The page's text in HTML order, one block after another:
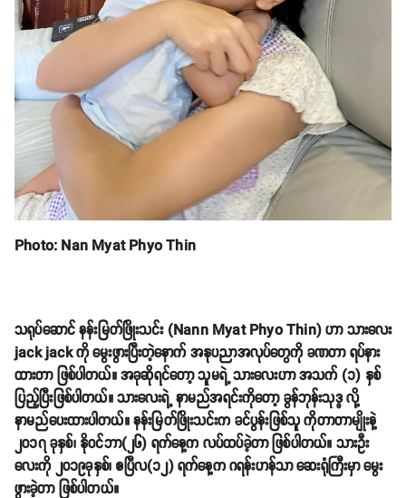
Photo: Nan Myat Phyo Thin
သရုပ်ဆောင် နန်းမြတ်ဖြိုးသင်း (Nann Myat Phyo Thin) ဟာ သားလေး
jack jack ကို မွေးဖွားပြီးတဲ့နောက် အနုပညာအလုပ်တွေကို ခဏတာ ရပ်နား
ထားတာ ဖြစ်ပါတယ်။ အခုဆိုရင်တော့ သူမရဲ့ သားလေးဟာ အသက် (၁) နှစ်
ပြည့်ပြီးဖြစ်ပါတယ်။ သားလေးရဲ့ နာမည်အရင်းကိုတော့ ခွန်ဘုန်းသုဒ္ဓ လို့
နာမည်ပေးထားပါတယ်။ နန်းမြတ်ဖြိုးသင်းက ခင်ပွန်းဖြစ်သူ ကိုတာတာမျိုးနဲ့
၂၀၁၇ ခုနှစ်၊ နိုဝင်ဘာ(၂၆) ရက်နေ့က လပ်ထပ်ခဲ့တာ ဖြစ်ပါတယ်။ သားဦး
လေးကို ၂၀၁၉ခုနှစ်၊ ဧပြီလ(၁၂) ရက်နေ့က ဂရန်းဟန်သာ ဆေးရုံကြီးမှာ မွေး
ဖွားခဲ့တာ ဖြစ်ပါတယ်။